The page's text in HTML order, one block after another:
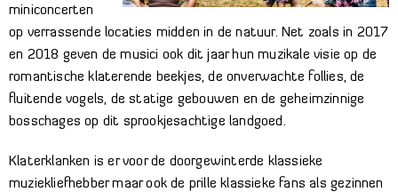
miniconcerten
op verrassende locaties midden in de natuur. Net zoals in 2017
en 2018 geven de musici ook dit jaar hun muzikale visie op de
romantische klaterende beekjes, de onverwachte follies, de
fluitende vogels, de statige gebouwen en de geheimzinnige
bosschages op dit sprookjesachtige landgoed.
Klaterklanken is er voor de doorgewinterde klassieke
muziekliefhebber maar ook de prille klassieke fans als gezinnen